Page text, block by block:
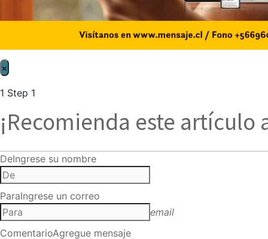
×
1 Step 1
¡Recomienda este artículo
DeIngrese su nombre
ParaIngrese un correo
email
ComentarioAgregue mensaje